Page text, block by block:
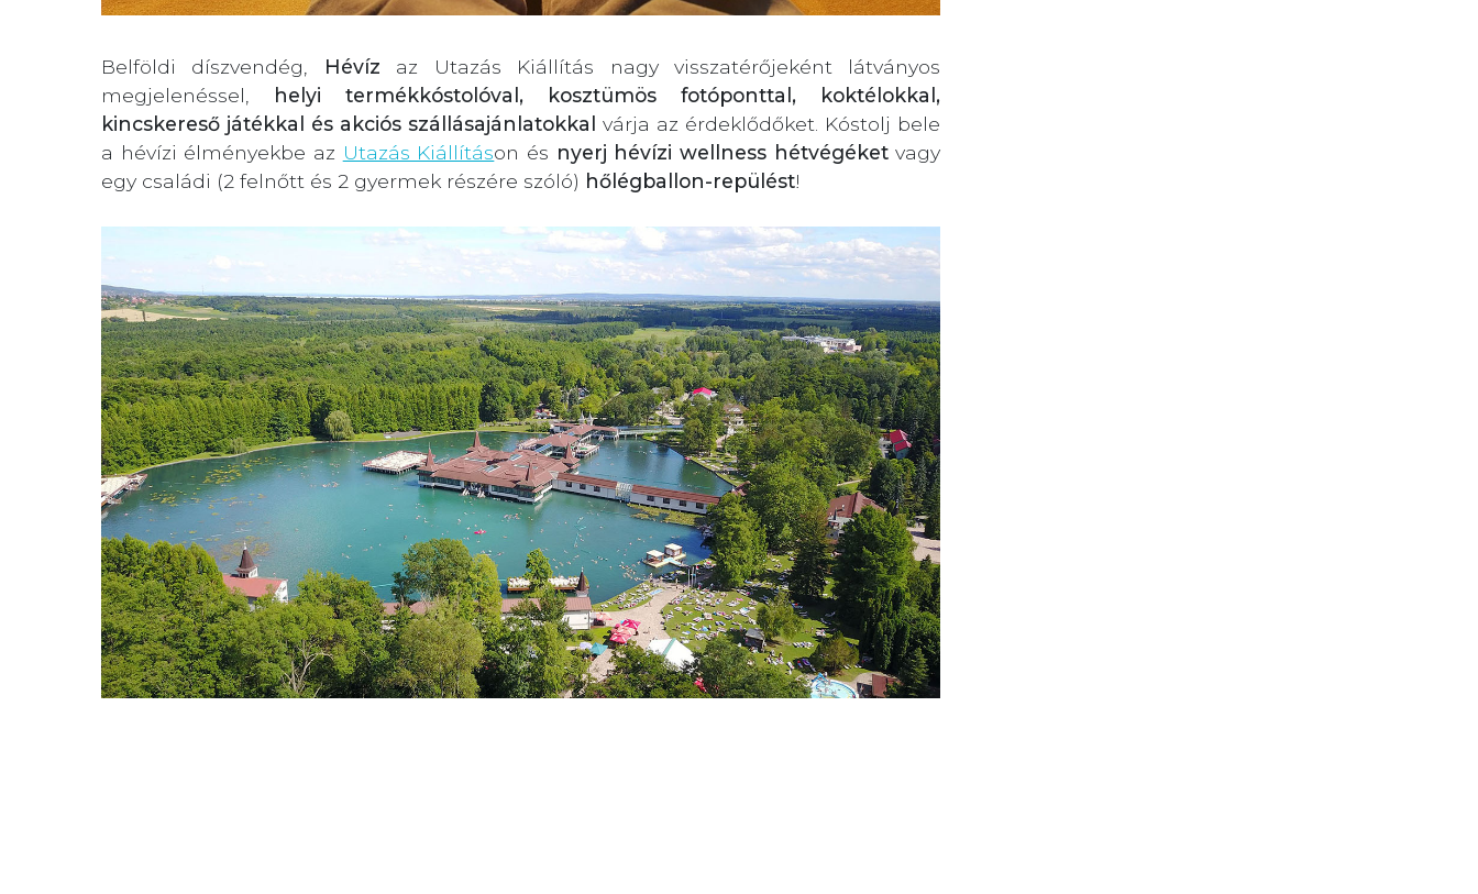
Belföldi díszvendég, Hévíz az Utazás Kiállítás nagy visszatérőjeként látványos
megjelenéssel,
helyi termékkóstolóval, kosztümös fotóponttal, koktélokkal,
kincskereső játékkal és akciós szállásajánlatokkal
várja az érdeklődőket. Kóstolj bele
a hévízi élményekbe az Utazás Kiállításon és nyerj hévízi wellness hétvégéketvagy
egy családi (2 felnőtt és 2 gyermek részére szóló) hőlégballon-repülést!